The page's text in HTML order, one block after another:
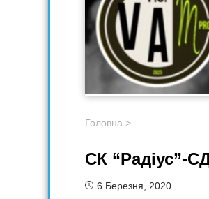
Головна >
СК
6 Березня, 2020